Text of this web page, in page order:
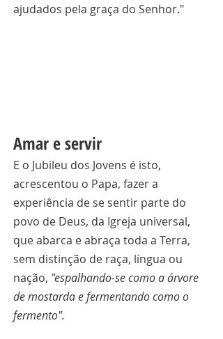
ajudados pela graça do Senhor."
Amar e servir
E o Jubileu dos Jovens é isto,
acrescentou o Papa, fazer a
experiência de se sentir parte do
povo de Deus, da Igreja universal,
que abarca e abraça toda a Terra,
sem distinção de raça, língua ou
nação, "espalhando-se como a árvore
de mostarda e fermentando como o
fermento".